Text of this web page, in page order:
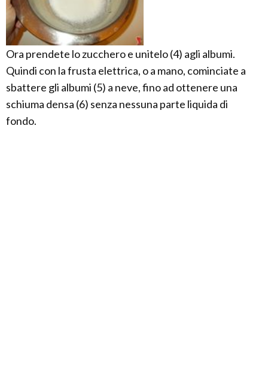
Ora prendete lo zucchero e unitelo (4) agli albumi.
Quindi con la frusta elettrica, o a mano, cominciate a
sbattere gli albumi (5) a neve, fino ad ottenere una
schiuma densa (6) senza nessuna parte liquida di
fondo.